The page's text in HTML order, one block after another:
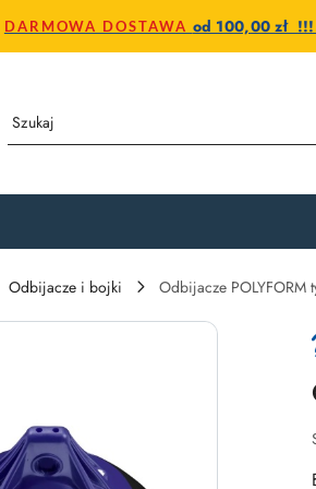
DARMOWA DOSTAWA od 100,00 zł !!!
Odbijacze i bojki
Odbijacze POLYFORM
I